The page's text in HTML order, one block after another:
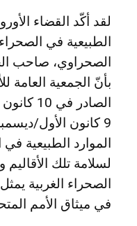
لقد أكّد القضاء
الطبيعية في
الصحراوي، صاحب
الموارد الطبيعية في
لسلامة تلك
الصحراء الغربية
في ميثاق الأمم